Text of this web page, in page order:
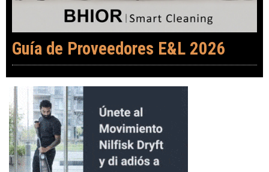
Guía de Proveedores E&L 2026